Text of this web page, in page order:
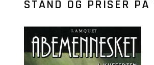
STAND OG PRISER PÅ